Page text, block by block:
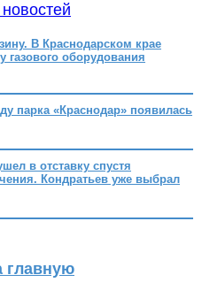
В Краснодарском крае
газового оборудования
парка «Краснодар» появилась
в отставку спустя
Кондратьев уже выбрал
главную